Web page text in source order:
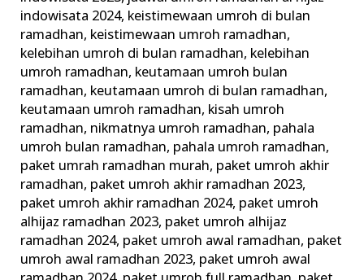
indowisata 2024, keistimewaan umroh di bulan
ramadhan, keistimewaan umroh ramadhan,
kelebihan umroh di bulan ramadhan, kelebihan
umroh ramadhan, keutamaan umroh bulan
ramadhan, keutamaan umroh di bulan ramadhan,
keutamaan umroh ramadhan, kisah umroh
ramadhan, nikmatnya umroh ramadhan, pahala
umroh bulan ramadhan, pahala umroh ramadhan,
paket umrah ramadhan murah, paket umroh akhir
ramadhan, paket umroh akhir ramadhan 2023,
paket umroh akhir ramadhan 2024, paket umroh
alhijaz ramadhan 2023, paket umroh alhijaz
ramadhan 2024, paket umroh awal ramadhan, paket
umroh awal ramadhan 2023, paket umroh awal